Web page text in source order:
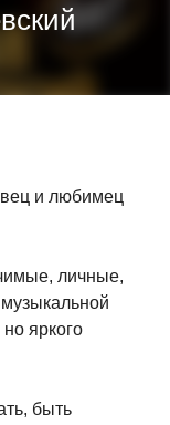
и любимец
личные,
яркого
быть